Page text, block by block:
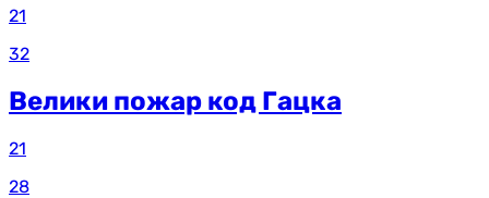
21
32
Велики пожар код Гацка
21
28